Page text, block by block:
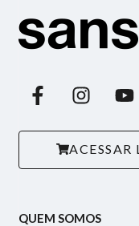
ACESSAR
QUEM SOMOS